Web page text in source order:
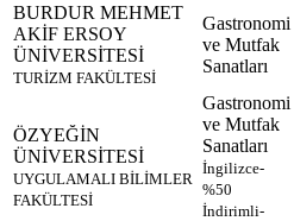
BURDUR MEHMET
AKİF ERSOY
ÜNİVERSİTESİ
TURİZM FAKÜLTESİ
Gastronomi
ve Mutfak
Sanatları
ÖZYEĞİN
ÜNİVERSİTESİ
UYGULAMALI BİLİMLER
FAKÜLTESİ
Gastronomi
ve Mutfak
Sanatları
İngilizce-
%50
İndirimli-